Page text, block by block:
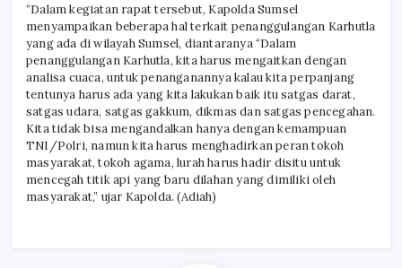
“Dalam kegiatan rapat tersebut, Kapolda Sumsel
menyampaikan beberapa hal terkait penanggulangan Karhutla
yang ada di wilayah Sumsel, diantaranya “Dalam
penanggulangan Karhutla, kita harus mengaitkan dengan
analisa cuaca, untuk penanganannya kalau kita perpanjang
tentunya harus ada yang kita lakukan baik itu satgas darat,
satgas udara, satgas gakkum, dikmas dan satgas pencegahan.
Kita tidak bisa mengandalkan hanya dengan kemampuan
TNI/Polri, namun kita harus menghadirkan peran tokoh
masyarakat, tokoh agama, lurah harus hadir disitu untuk
mencegah titik api yang baru dilahan yang dimiliki oleh
masyarakat,” ujar Kapolda. (Adiah)